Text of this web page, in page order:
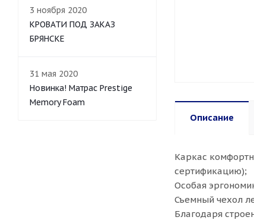
Описание
Каркас
сертификацию);
Особая
Съемный чехол
Благодаря
3 ноября 2020
КРОВАТИ ПОД ЗАКАЗ
БРЯНСКЕ
31 мая 2020
Новинка! Матрас Prestige
Memory Foam